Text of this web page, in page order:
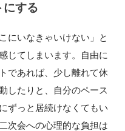
にする
にいなきゃいけない」と
じてしまいます。自由に
であれば、少し離れて休
したりと、自分のペース
ずっと居続けなくてもい
次会への心理的な負担は